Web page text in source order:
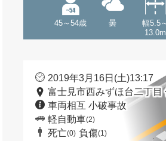
45～54歳 曇
幅5.5～
13.0m
2019年3月16日(土)13:17
富士見市西みずほ台二丁目
車両相互 小破事故
軽自動車(2)
死亡(0) 負傷(1)